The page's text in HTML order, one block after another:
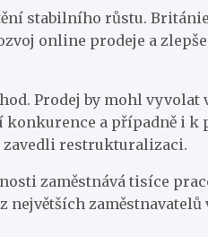
stabilního růstu.
online prodeje a
Prodej by mohl vyvolat
a případně i k
zavedli restrukturalizaci.
zaměstnává tisíce
zaměstnavatelů